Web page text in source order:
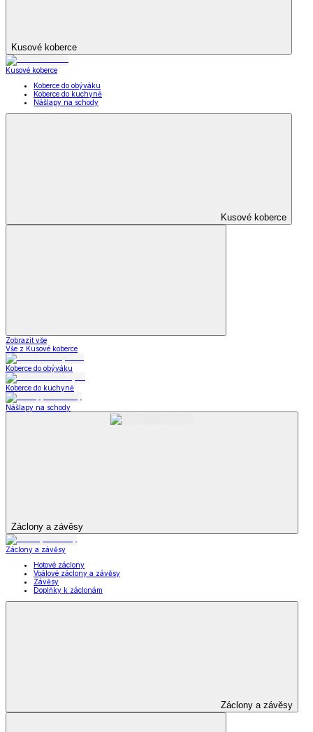
Kusové koberce
Kusové koberce
Koberce do obýváku
Koberce do kuchyně
Nášlapy na schody
Kusové koberce
Zobrazit vše
Vše z Kusové koberce
Koberce do obýváku
Koberce do kuchyně
Nášlapy na schody
Záclony a závěsy
Záclony a závěsy
Hotové záclony
Voálové záclony a závěsy
Závěsy
Doplňky k záclonám
Záclony a závěsy